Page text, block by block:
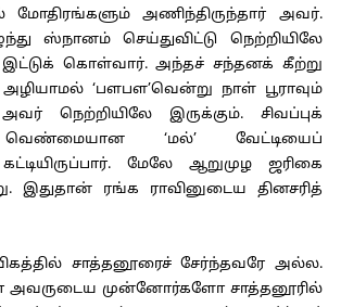
மோதிரங்களும் அணிந்திருந்தார் அவர்.
ஸ்நானம் செய்துவிட்டு நெற்றியிலே
கொள்வார். அந்தச் சந்தனக் கீற்று
‘பளபள’வென்று நாள் பூராவும்
நெற்றியிலே இருக்கும். சிவப்புக்
‘மல்’ வேட்டியைப்
மேலே ஆறுமுழ ஜரிகை
இதுதான் ரங்க ராவினுடைய தினசரித்
சாத்தனூரைச் சேர்ந்தவரே அல்ல.
அவருடைய முன்னோர்களோ சாத்தனூரில்